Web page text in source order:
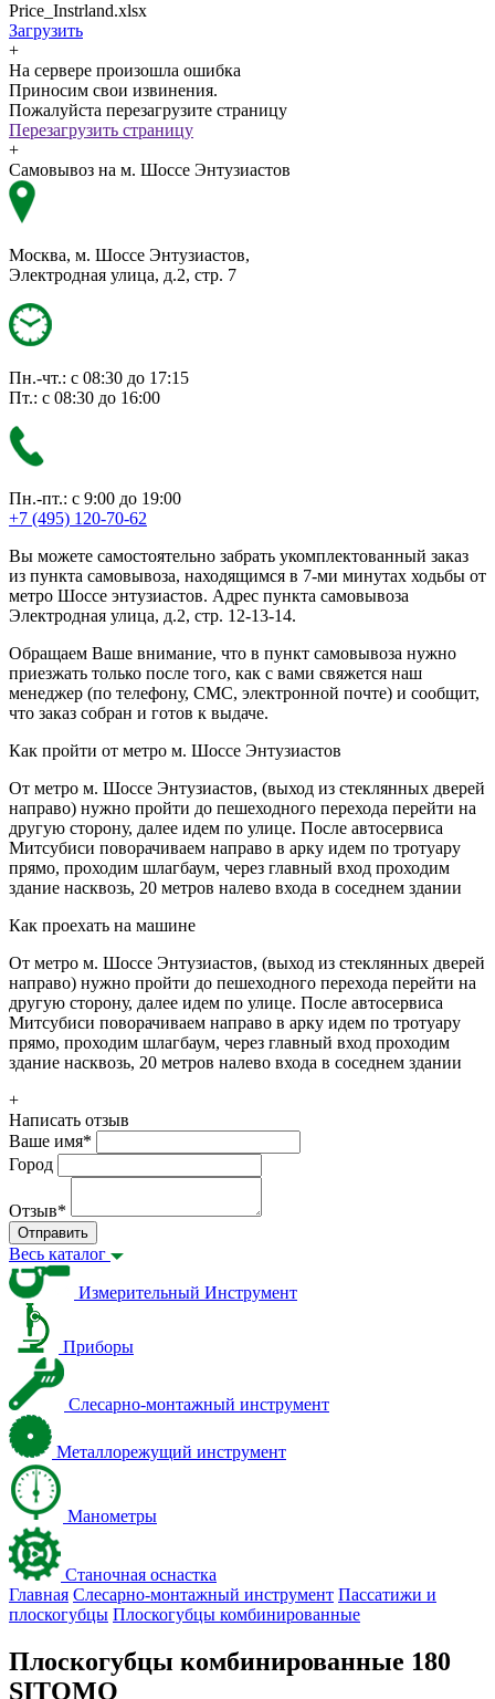
Price_Instrland.xlsx
Загрузить
+
На сервере произошла ошибка
Приносим свои извинения.
Пожалуйста перезагрузите страницу
Перезагрузить страницу
+
Самовывоз на м. Шоссе Энтузиастов
Москва, м. Шоссе Энтузиастов,
Электродная улица, д.2, стр. 7
Пн.-чт.: с 08:30 до 17:15
Пт.: с 08:30 до 16:00
Пн.-пт.: с 9:00 до 19:00
+7 (495) 120-70-62
Вы можете самостоятельно забрать укомплектованный заказ
из пункта самовывоза, находящимся в 7-ми минутах ходьбы от
метро Шоссе энтузиастов. Адрес пункта самовывоза
Электродная улица, д.2, стр. 12-13-14.
Обращаем Ваше внимание, что в пункт самовывоза нужно
приезжать только после того, как с вами свяжется наш
менеджер (по телефону, СМС, электронной почте) и сообщит,
что заказ собран и готов к выдаче.
Как пройти от метро м. Шоссе Энтузиастов
От метро м. Шоссе Энтузиастов, (выход из стеклянных дверей
направо) нужно пройти до пешеходного перехода перейти на
другую сторону, далее идем по улице. После автосервиса
Митсубиси поворачиваем направо в арку идем по тротуару
прямо, проходим шлагбаум, через главный вход проходим
здание насквозь, 20 метров налево входа в соседнем здании
Как проехать на машине
От метро м. Шоссе Энтузиастов, (выход из стеклянных дверей
направо) нужно пройти до пешеходного перехода перейти на
другую сторону, далее идем по улице. После автосервиса
Митсубиси поворачиваем направо в арку идем по тротуару
прямо, проходим шлагбаум, через главный вход проходим
здание насквозь, 20 метров налево входа в соседнем здании
+
Написать отзыв
Ваше имя*
Город
Отзыв*
Отправить
Весь каталог
Измерительный Инструмент
Приборы
Слесарно-монтажный инструмент
Металлорежущий инструмент
Манометры
Станочная оснастка
Главная Слесарно-монтажный инструмент Пассатижи и
плоскогубцы Плоскогубцы комбинированные
Плоскогубцы комбинированные 180
SITOMO